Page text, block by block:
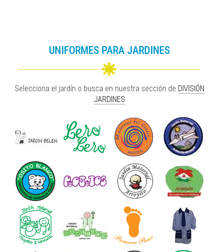
UNIFORMES PARA JARDINES
Selecciona el jardín o busca en nuestra sección de DIVISIÓN
JARDINES